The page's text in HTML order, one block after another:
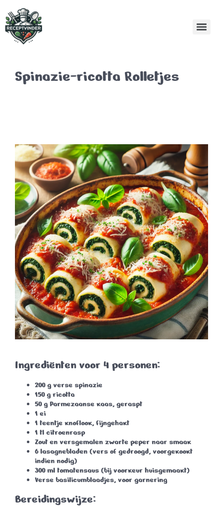
Spinazie-ricotta Rolletjes
Ingrediënten voor 4 personen:
200 g verse spinazie
150 g ricotta
50 g Parmezaanse kaas, geraspt
1 ei
1 teentje knoflook, fijngehakt
1 tl citroenrasp
Zout en versgemalen zwarte peper naar smaak
6 lasagnebladen (vers of gedroogd, voorgekookt
indien nodig)
300 ml tomatensaus (bij voorkeur huisgemaakt)
Verse basilicumblaadjes, voor garnering
Bereidingswijze: